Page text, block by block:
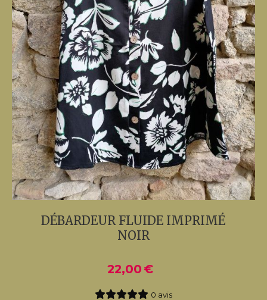
DÉBARDEUR FLUIDE IMPRIMÉ
NOIR
22,00 €
0 avis